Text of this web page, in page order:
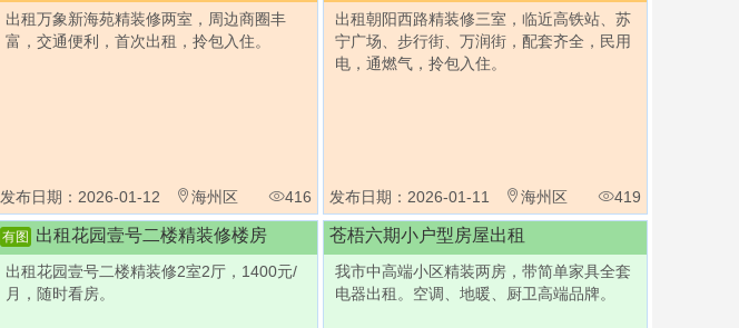
出租万象新海苑精装修两室，周边商圈丰
富，交通便利，首次出租，拎包入住。
发布日期：2026-01-12 海州区 416
出租朝阳西路精装修三室，临近高铁站、苏
宁广场、步行街、万润街，配套齐全，民用
电，通燃气，拎包入住。
发布日期：2026-01-11 海州区 419
有图 出租花园壹号二楼精装修楼房
出租花园壹号二楼精装修2室2厅，1400元/
月，随时看房。
苍梧六期小户型房屋出租
我市中高端小区精装两房，带简单家具全套
电器出租。空调、地暖、厨卫高端品牌。